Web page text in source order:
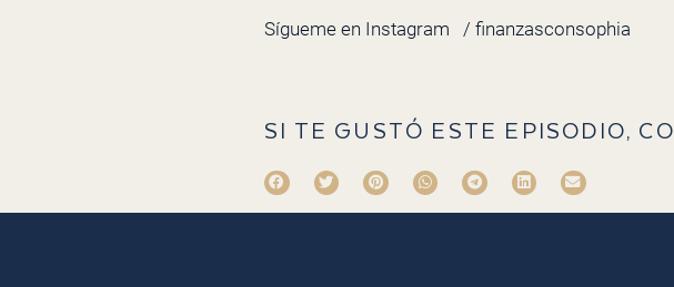
Sígueme en Instagram
/ finanzasconsophia
SI TE GUSTÓ ESTE EPISODIO,